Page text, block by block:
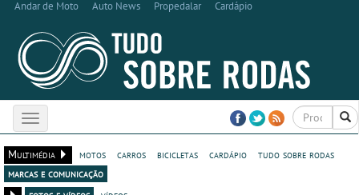
Andar de Moto Auto News Propedalar Cardápio
Toggle
navigation
Multimédia
motos carros bicicletas cardápio
tudo sobre rodas
marcas e comunicação